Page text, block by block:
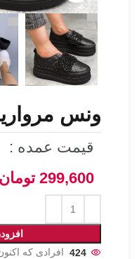
ونس
قیمت عمده :
299,600 تومان
424
افرادی که